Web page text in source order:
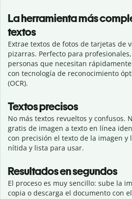
La herramienta más
textos
Extrae textos de fotos de tarjetas de
pizarras. Perfecto para
personas que necesitan
con tecnología de reconocimiento
(OCR).
Textos precisos
No más textos revueltos y confusos.
gratis de imagen a texto en línea
con precisión el texto de la imagen y
nítida y lista para usar.
Resultados en segundos
El proceso es muy sencillo: sube la
copia o descarga el documento con